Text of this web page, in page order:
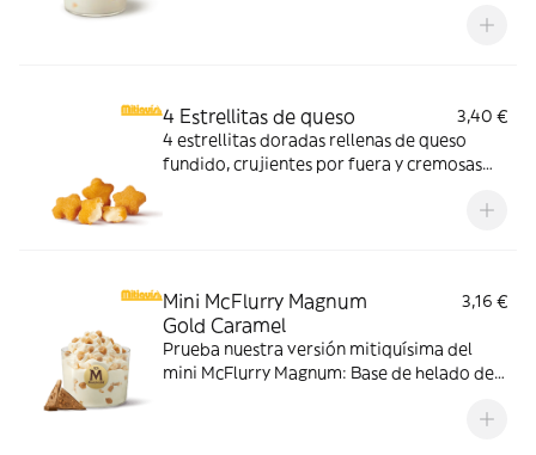
ahora y no te quedes sin tus mitiquísimos
4 Estrellitas de queso
3,40 €
4 estrellitas doradas rellenas de queso
fundido, crujientes por fuera y cremosas
Mini McFlurry Magnum
Gold Caramel
3,16 €
Prueba nuestra versión mitiquísima del
mini McFlurry Magnum: Base de helado de
Topping triturado de galleta con perlas y